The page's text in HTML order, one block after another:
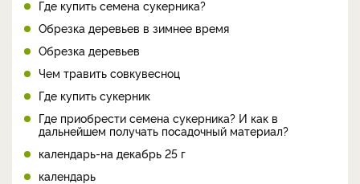
Где купить семена сукерника?
Обрезка деревьев в зимнее время
Обрезка деревьев
Чем травить совкувесноц
Где купить сукерник
Где приобрести семена сукерника? И как в
дальнейшем получать посадочный материал?
календарь-на декабрь 25 г
календарь